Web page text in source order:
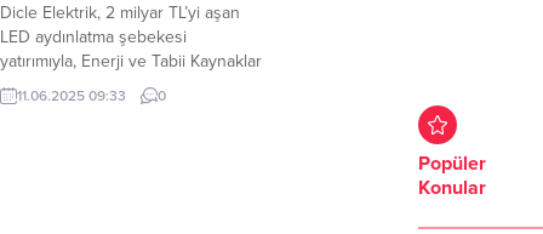
Dicle Elektrik, 2 milyar TL’yi aşan
LED aydınlatma şebekesi
yatırımıyla, Enerji ve Tabii Kaynaklar
Bakanlığı verilerine göre 21 dağıtım
şirketi arasında zirveye yerleşti.
11.06.2025 09:33 0
Popüler
Konular